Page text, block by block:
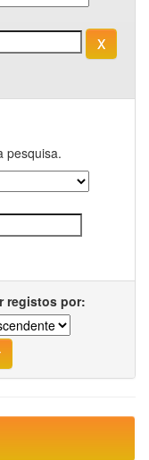
pesquisa.
registos por: